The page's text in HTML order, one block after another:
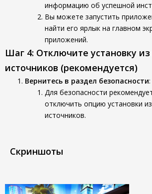
информацию об успешной
Вы можете запустить
найти его ярлык на главном
приложений.
Шаг 4: Отключите установку
источников (рекомендуется)
Вернитесь в раздел безопасности:
Для безопасности
отключить опцию установки
источников.
Скриншоты